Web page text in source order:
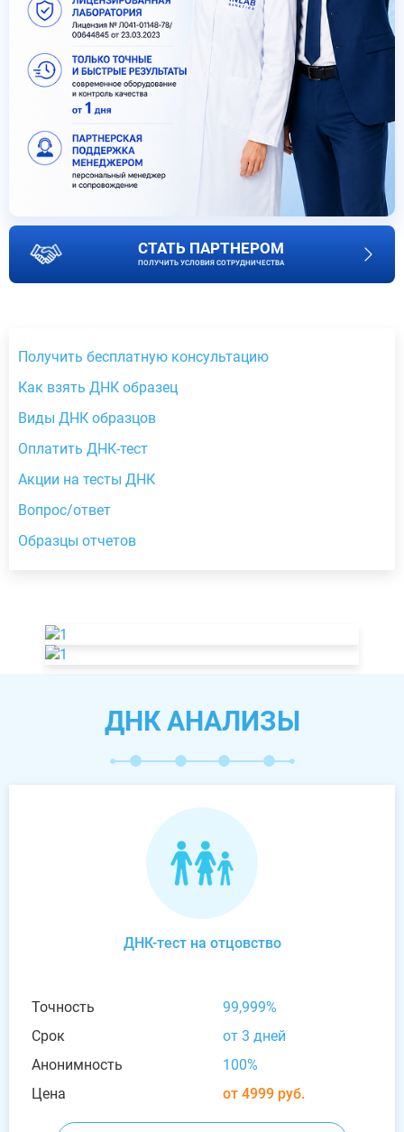
СТАТЬ ПАРТНЕРОМ
ПОЛУЧИТЬ УСЛОВИЯ СОТРУДНИЧЕСТВА
Получить бесплатную консультацию
Как взять ДНК образец
Виды ДНК образцов
Оплатить ДНК-тест
Акции на тесты ДНК
Вопрос/ответ
Образцы отчетов
ДНК АНАЛИЗЫ
ДНК-тест на отцовство
Точность
99,999%
Срок
от 3 дней
Анонимность
100%
Цена
от 4999 руб.